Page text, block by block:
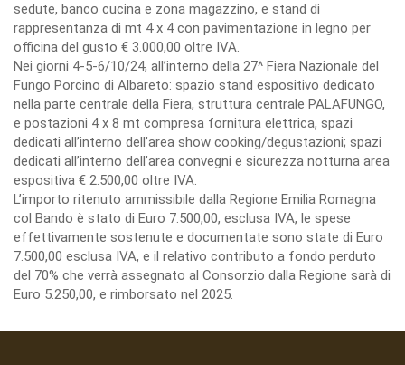
sedute, banco cucina e zona magazzino, e stand di
rappresentanza di mt 4 x 4 con pavimentazione in legno per
officina del gusto € 3.000,00 oltre IVA.
Nei giorni 4-5-6/10/24, all’interno della 27^ Fiera Nazionale del
Fungo Porcino di Albareto: spazio stand espositivo dedicato
nella parte centrale della Fiera, struttura centrale PALAFUNGO,
e postazioni 4 x 8 mt compresa fornitura elettrica, spazi
dedicati all’interno dell’area show cooking/degustazioni; spazi
dedicati all’interno dell’area convegni e sicurezza notturna area
espositiva € 2.500,00 oltre IVA.
L’importo ritenuto ammissibile dalla Regione Emilia Romagna
col Bando è stato di Euro 7.500,00, esclusa IVA, le spese
effettivamente sostenute e documentate sono state di Euro
7.500,00 esclusa IVA, e il relativo contributo a fondo perduto
del 70% che verrà assegnato al Consorzio dalla Regione sarà di
Euro 5.250,00, e rimborsato nel 2025.